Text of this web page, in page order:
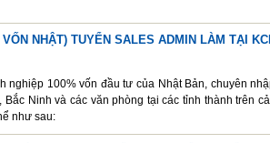
NHẬT) TUYỂN SALES ADMIN LÀM TẠI
nghiệp 100% vốn đầu tư của Nhật Bản, chuyên
Bắc Ninh và các văn phòng tại các tỉnh thành trên
như sau: